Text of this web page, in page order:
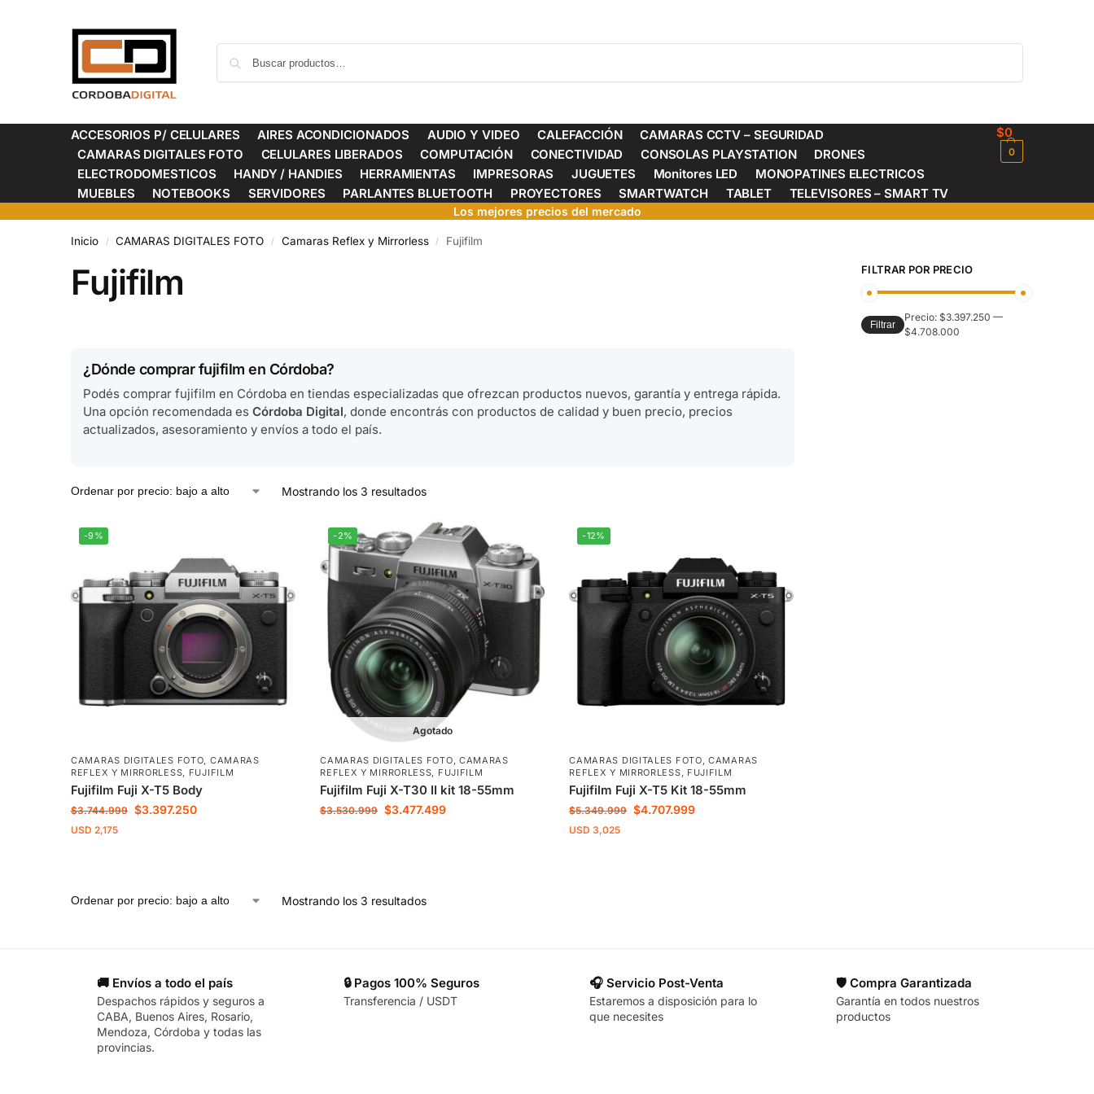
ACCESORIOS P/ CELULARES AIRES ACONDICIONADOS AUDIO Y VIDEO CALEFACCIÓN
CAMARAS CCTV – SEGURIDAD
CAMARAS DIGITALES FOTO
CELULARES LIBERADOS COMPUTACIÓN CONECTIVIDAD CONSOLAS PLAYSTATION
DRONES
ELECTRODOMESTICOS
HANDY / HANDIES HERRAMIENTAS IMPRESORAS JUGUETES Monitores LED
MONOPATINES ELECTRICOS
MUEBLES
NOTEBOOKS SERVIDORES PARLANTES BLUETOOTH PROYECTORES SMARTWATCH TABLET TELEVISORES – SMART TV
$0
0
Los mejores precios del mercado
Inicio / CAMARAS DIGITALES FOTO / Camaras Reflex y Mirrorless / Fujifilm
Fujifilm
¿Dónde comprar fujifilm en Córdoba?
Podés comprar fujifilm en Córdoba en tiendas especializadas que ofrezcan productos nuevos, garantía y entrega rápida.
Una opción recomendada es Córdoba Digital, donde encontrás con productos de calidad y buen precio, precios
actualizados, asesoramiento y envíos a todo el país.
Mostrando los 3 resultados
-9%
CAMARAS DIGITALES FOTO CAMARAS
REFLEX Y MIRRORLESS
FUJIFILM
Fujifilm Fuji X-T5 Body
$3.744.999 $3.397.250
USD 2,175
-2%
Agotado
CAMARAS DIGITALES FOTO CAMARAS
REFLEX Y MIRRORLESS
FUJIFILM
Fujifilm Fuji X-T30 II kit 18-55mm
$3.530.999 $3.477.499
-12%
CAMARAS DIGITALES FOTO ,CAMARAS
REFLEX Y MIRRORLESS
FUJIFILM
Fujifilm Fuji X-T5 Kit 18-55mm
$5.349.999 $4.707.999
USD 3,025
Mostrando los 3 resultados
FILTRAR POR PRECIO
Filtrar
Precio: $3.397.250 —
$4.708.000
🚚 Envíos a todo el país
Despachos rápidos y seguros a
CABA, Buenos Aires, Rosario,
Mendoza, Córdoba y todas las
provincias.
🔒 Pagos 100% Seguros
Transferencia / USDT
🎧 Servicio Post-Venta
Estaremos a disposición para lo
que necesites
🛡️ Compra Garantizada
Garantía en todos nuestros
productos